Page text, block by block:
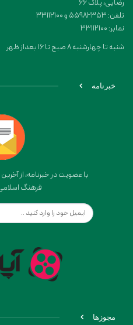
رضایی، پلاک ۶۶
تلفن: 55982353 و 33112100
نمابر: 33112100
شنبه تا چهارشنبه 8 صبح تا 16 بعداز ظهر
خبرنامه
با عضویت در خبرنامه، از
فرهنگ
مجوزها